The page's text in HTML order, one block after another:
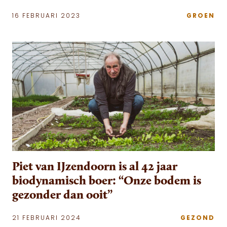
16 FEBRUARI 2023 GROEN
Piet van IJzendoorn is al 42 jaar
biodynamisch boer: “Onze bodem is
gezonder dan ooit”
21 FEBRUARI 2024 GEZOND